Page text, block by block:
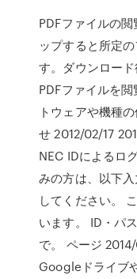
PDFファイルの
ップすると所定
す。ダウンロー
PDFファイルを
トウェアや機種
せ 2012/02/17
NEC IDによるロ
みの方は、以下
してください。
います。 ID・パ
で。 ページ
Googleドライブ